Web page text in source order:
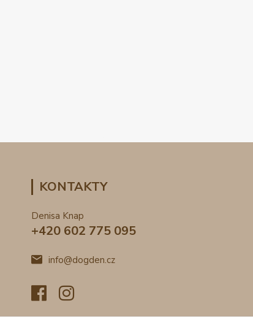
KONTAKTY
Denisa Knap
+420 602 775 095
info@dogden.cz